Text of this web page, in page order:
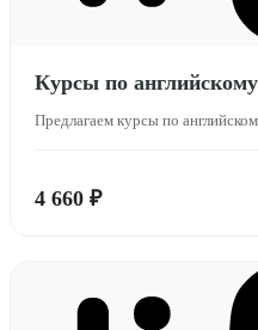
Курсы по
Предлагаем курсы по
4 660 ₽